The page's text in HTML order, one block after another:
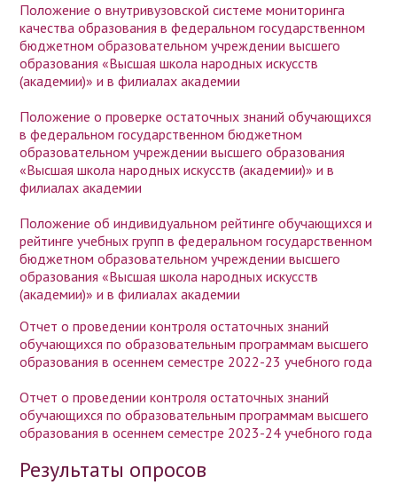
Положение о внутривузовской системе мониторинга
качества образования в федеральном государственном
бюджетном образовательном учреждении высшего
образования «Высшая школа народных искусств
(академии)» и в филиалах академии
Положение о проверке остаточных знаний обучающихся
в федеральном государственном бюджетном
образовательном учреждении высшего образования
«Высшая школа народных искусств (академии)» и в
филиалах академии
Положение об индивидуальном рейтинге обучающихся и
рейтинге учебных групп в федеральном государственном
бюджетном образовательном учреждении высшего
образования «Высшая школа народных искусств
(академии)» и в филиалах академии
Отчет о проведении контроля остаточных знаний
обучающихся по образовательным программам высшего
образования в осеннем семестре 2022-23 учебного года
Отчет о проведении контроля остаточных знаний
обучающихся по образовательным программам высшего
образования в осеннем семестре 2023-24 учебного года
Результаты опросов